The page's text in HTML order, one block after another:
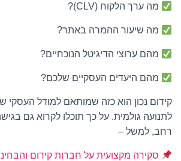
מה ערך הלקוח (CLV)?
מה שיעור ההמרה באתר?
מהם ערוצי הדיגיטל הנוכחיים?
מהם היעדים העסקיים שלכם?
קידום נכון הוא כזה שמותאם למודל העסקי
לתנועה גולמית. על כך תוכלו לקרוא גם
רחב, למשל –
סקירה מקצועית על חברות קידום